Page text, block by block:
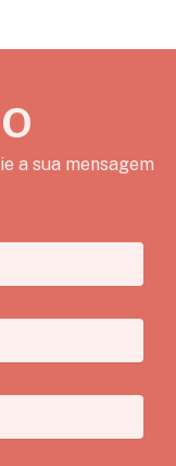
a sua mensagem